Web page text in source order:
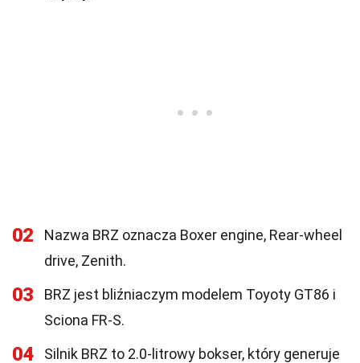
02
Nazwa BRZ oznacza Boxer engine, Rear-wheel
drive, Zenith.
03
BRZ jest bliźniaczym modelem Toyoty GT86 i
Sciona FR-S.
04
Silnik BRZ to 2.0-litrowy bokser, który generuje